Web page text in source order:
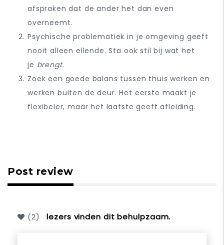
afspraken dat de ander het dan even
overneemt.
Psychische problematiek in je omgeving geeft
nooit alleen ellende. Sta ook stil bij wat het
je brengt.
Zoek een goede balans tussen thuis werken en
werken buiten de deur. Het eerste maakt je
flexibeler, maar het laatste geeft afleiding.
Post review
(2) lezers vinden dit behulpzaam.